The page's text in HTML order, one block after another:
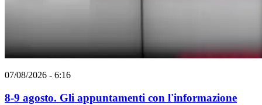
07/08/2026 - 6:16
8-9 agosto. Gli appuntamenti con l'informazione